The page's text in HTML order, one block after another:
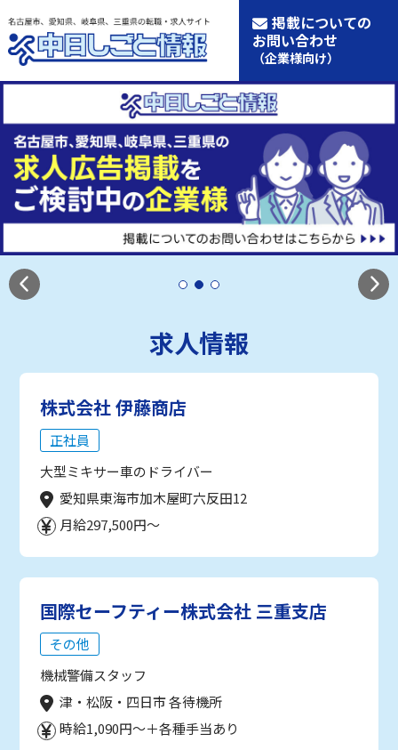
掲載についての
お問い合わせ
（企業様向け）
求人情報
株式会社 伊藤商店
正社員
大型ミキサー車のドライバー
愛知県東海市加木屋町六反田12
月給297,500円～
国際セーフティー株式会社 三重支店
その他
機械警備スタッフ
津・松阪・四日市 各待機所
時給1,090円～＋各種手当あり